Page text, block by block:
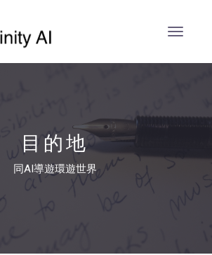
目的地
同AI導遊環遊世界